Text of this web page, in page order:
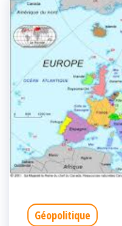
Géopolitique